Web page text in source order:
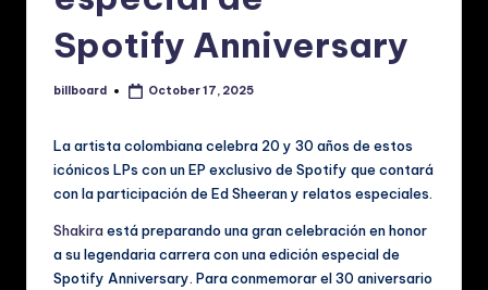
Spotify Anniversary
Posted
billboard October 17, 2025
La artista colombiana celebra 20 y 30 años de estos
icónicos LPs con un EP exclusivo de Spotify que contará
con la participación de Ed Sheeran y relatos especiales.
Shakiraestá preparando una gran celebración en honor
a su legendaria carrera con una edición especial de
Spotify Anniversary. Para conmemorar el 30 aniversario